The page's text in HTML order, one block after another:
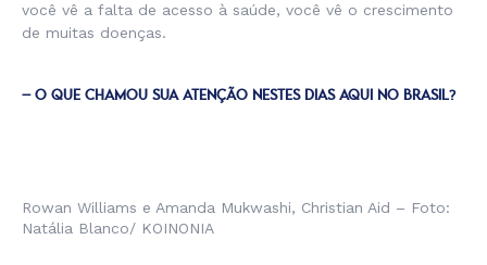
você vê a falta de acesso à saúde, você vê o crescimento
de muitas doenças.
– O QUE CHAMOU SUA ATENÇÃO NESTES DIAS AQUI NO BRASIL?
Rowan Williams e Amanda Mukwashi, Christian Aid – Foto:
Natália Blanco/ KOINONIA